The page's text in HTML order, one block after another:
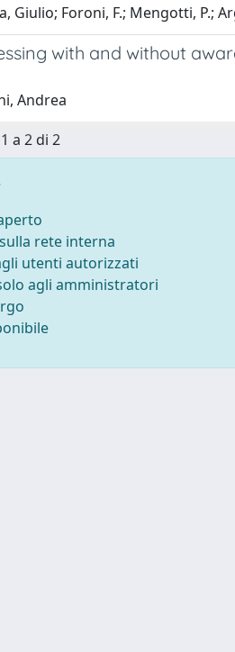
Giulio; Foroni, F.; Mengotti, P.;
with and without
Andrea
a 2 di 2
rete interna
utenti autorizzati
agli amministratori